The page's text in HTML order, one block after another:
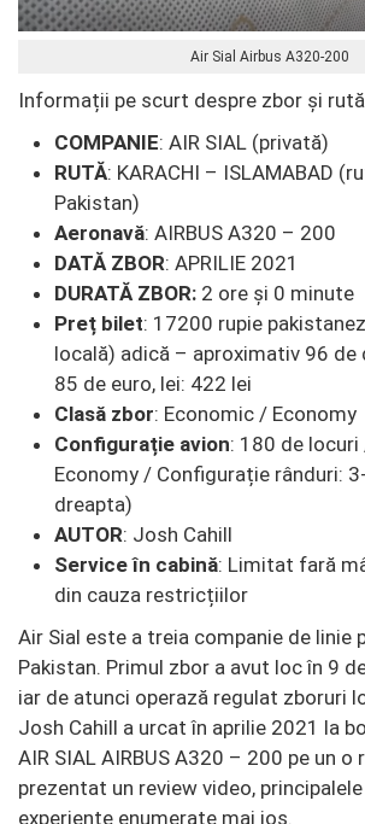
Air Sial Airbus A320-200
Informații pe scurt despre zbor și
COMPANIE: AIR SIAL (privată)
RUTĂ: KARACHI – ISLAMABAD
Pakistan)
Aeronavă: AIRBUS A320 – 200
DATĂ ZBOR: APRILIE 2021
DURATĂ ZBOR: 2 ore și 0 minute
Preț bilet: 17200 rupie
locală) adică – aproximativ 96 de
85 de euro, lei: 422 lei
Clasă zbor: Economic / Economy
Configurație avion: 180 de locuri
Economy / Configurație rânduri:
dreapta)
AUTOR: Josh Cahill
Service în cabină: Limitat fară
din cauza restricțiilor
Air Sial este a treia companie de linie
Pakistan. Primul zbor a avut loc în 9
iar de atunci operază regulat zboruri
Josh Cahill a urcat în aprilie 2021 la
AIR SIAL AIRBUS A320 – 200 pe un o
prezentat un review video,
experiențe enumerate mai jos.